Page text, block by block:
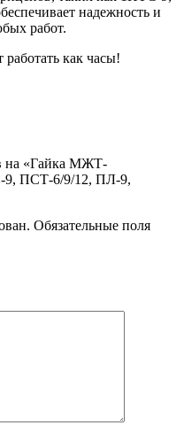
надежность и
работ.
как часы!
на «Гайка МЖТ-
9, ПСТ-6/9/12, ПЛ-9,
Обязательные поля